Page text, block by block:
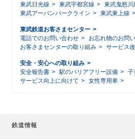
東武日光線
東武宇都宮線
東武鬼怒川
東武アーバンパークライン
東武東上線
東武鉄道お客さまセンター
電話でのお問い合わせ
お忘れ物のお問
お客さまセンターの取り組み
サービス
安全・安心への取り組み
安全報告書
駅のバリアフリー設備
子
サービス向上に向けて
女性専用車
鉄道情報